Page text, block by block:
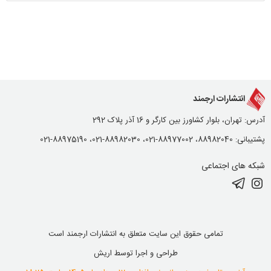
انتشارات ارجمند
آدرس: تهران، بلوار کشاورز بین کارگر و 16 آذر پلاک 292
پشتیبانی: 88982040، 88977002-021، 88982030-021، 88975190-021
شبکه های اجتماعی
تمامی حقوق این سایت متعلق به انتشارات ارجمند است
طراحی و اجرا توسط اریش